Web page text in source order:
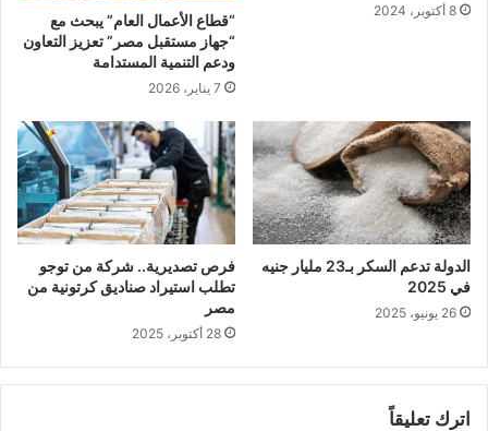
8 أكتوبر، 2024
“قطاع الأعمال العام” يبحث مع
“جهاز مستقبل مصر” تعزيز التعاون
ودعم التنمية المستدامة
7 يناير، 2026
الدولة تدعم السكر بـ23 مليار جنيه
في 2025
26 يونيو، 2025
فرص تصديرية.. شركة من توجو
تطلب استيراد صناديق كرتونية من
مصر
28 أكتوبر، 2025
اترك تعليقاً